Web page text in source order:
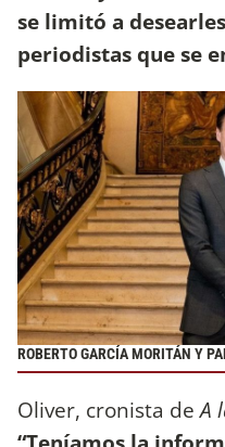
se limitó a
periodistas que se
ROBERTO GARCÍA MORITÁN Y
Oliver, cronista deA